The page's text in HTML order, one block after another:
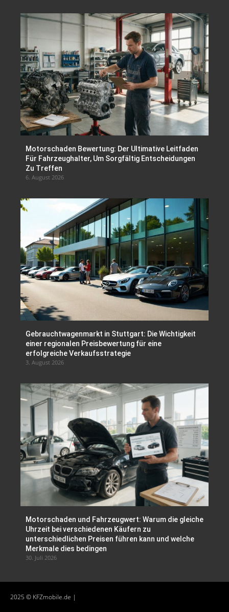
Motorschaden Bewertung: Der Ultimative Leitfaden
Für Fahrzeughalter, Um Sorgfältig Entscheidungen
Zu Treffen
6. August 2026
Gebrauchtwagenmarkt in Stuttgart: Die Wichtigkeit
einer regionalen Preisbewertung für eine
erfolgreiche Verkaufsstrategie
3. August 2026
Motorschaden und Fahrzeugwert: Warum die gleiche
Uhrzeit bei verschiedenen Käufern zu
unterschiedlichen Preisen führen kann und welche
Merkmale dies bedingen
30. Juli 2026
2025 © KFZmobile.de |